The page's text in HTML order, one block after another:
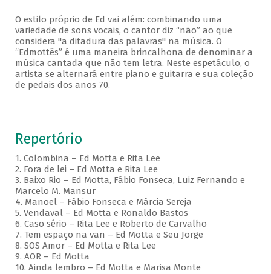
O estilo próprio de Ed vai além: combinando uma
variedade de sons vocais, o cantor diz “não” ao que
considera "a ditadura das palavras" na música. O
“Edmottês” é uma maneira brincalhona de denominar a
música cantada que não tem letra. Neste espetáculo, o
artista se alternará entre piano e guitarra e sua coleção
de pedais dos anos 70.
Repertório
1. Colombina – Ed Motta e Rita Lee
2. Fora de lei – Ed Motta e Rita Lee
3. Baixo Rio – Ed Motta, Fábio Fonseca, Luiz Fernando e
Marcelo M. Mansur
4. Manoel – Fábio Fonseca e Márcia Sereja
5. Vendaval – Ed Motta e Ronaldo Bastos
6. Caso sério – Rita Lee e Roberto de Carvalho
7. Tem espaço na van – Ed Motta e Seu Jorge
8. SOS Amor – Ed Motta e Rita Lee
9. AOR – Ed Motta
10. Ainda lembro – Ed Motta e Marisa Monte